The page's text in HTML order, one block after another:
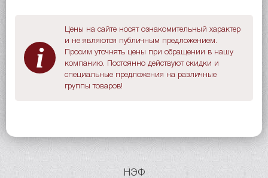
i
Цены на сайте носят ознакомительный характер
и не являются публичным предложением.
Просим уточнять цены при обращении в нашу
компанию. Постоянно действуют скидки и
специальные предложения на различные
группы товаров!
НЭФ